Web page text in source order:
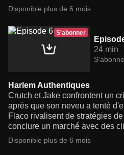
Disponible plus de 6 mois
S'abonner
24 min
Harlem Authentiques
Crutch et Jake confrontent un
après que son neveu a tenté
Flaco rivalisent de stratégies
conclure un marché avec des
Disponible plus de 6 mois